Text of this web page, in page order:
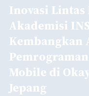
Inovasi Lintas
Akademisi
Kembangkan
Mobile di
Jepang